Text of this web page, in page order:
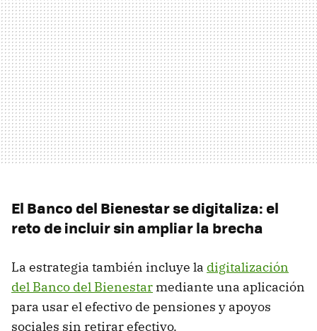
El Banco del Bienestar se digitaliza: el
reto de incluir sin ampliar la brecha
La estrategia también incluye la digitalización
del Banco del Bienestar mediante una aplicación
para usar el efectivo de pensiones y apoyos
sociales sin retirar efectivo.